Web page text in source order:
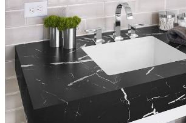
Các Loại Đá Khác
Kính Màu Ốp Bếp
Mặt Hàng nhập khẩu Container
Vách Tivi ỐP Đá Cao Cấp
Đá Mosaic
Đá Limestone